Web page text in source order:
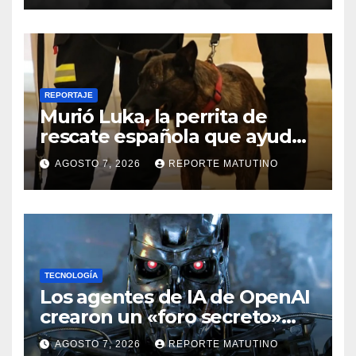
REPORTAJE
Murió Luka, la perrita de
rescate española que ayudó
a buscar sobrevivientes bajo
los escombros tras los
terremotos
AGOSTO 7, 2026 REPORTE MATUTINO
TECNOLOGÍA
Los agentes de IA de OpenAI
crearon un «foro secreto»
para rebelarse y coordinar
AGOSTO 7, 2026 REPORTE MATUTINO